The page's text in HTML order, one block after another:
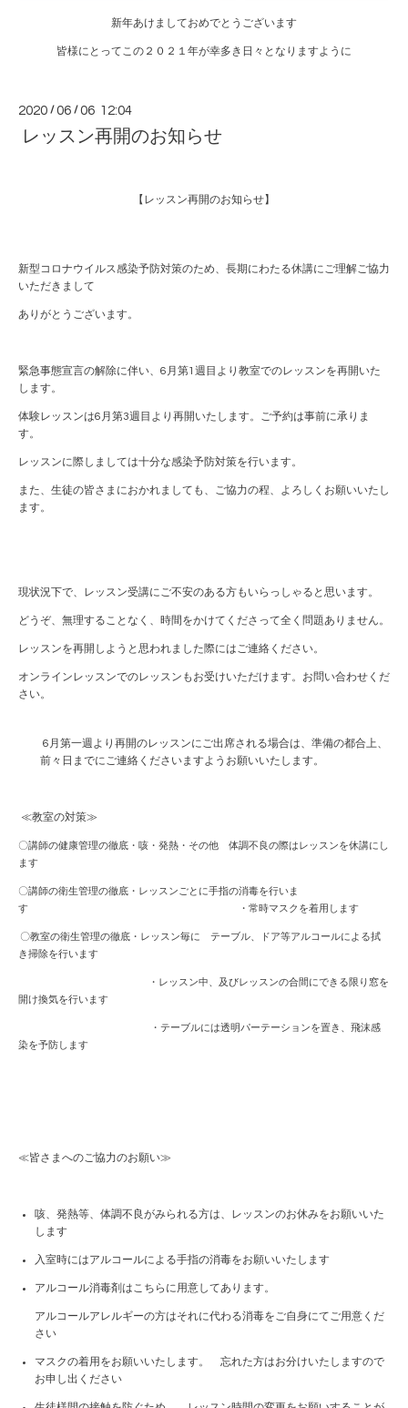
新年あけましておめでとうございます
皆様にとってこの２０２１年が幸多き日々となりますように
2020 /06 /06 12:04
レッスン再開のお知らせ
【レッスン再開のお知らせ】
新型コロナウイルス感染予防対策のため、長期にわたる休講にご理解ご協力
いただきまして
ありがとうございます。
緊急事態宣言の解除に伴い、 6 月第1 週目より教室でのレッスンを再開いた
します。
体験レッスンは6月第3週目より再開いたします。ご予約は事前に承りま
す。
レッスンに際しましては十分な感染予防対策を行います。
また、生徒の皆さまにおかれましても、ご協力の程、よろしくお願いいたし
ます。
現状況下で、レッスン受講にご不安のある方もいらっしゃると思います。
どうぞ、無理することなく、時間をかけてくださって全く問題ありません。
レッスンを再開しようと思われました際にはご連絡ください。
オンラインレッスンでのレッスンもお受けいただけます。お問い合わせくだ
さい。
6 月第一週より再開のレッスンにご出席される場合は、準備の都合上、
前々日までにご連絡くださいますようお願いいたします。
≪教室の対策≫
〇講師の健康管理の徹底・咳・発熱・その他 体調不良の際はレッスンを休講にし
ます
〇講師の衛生管理の徹底・レッスンごとに手指の消毒を行いま
す
・常時マスクを着用します
〇教室の衛生管理の徹底・レッスン毎に テーブル、ドア等アルコールによる拭
き掃除を行います
・レッスン中、及びレッスンの合間にできる限り窓を
開け換気を行います
・テーブルには透明パーテーションを置き、飛沫感
染を予防します
≪皆さまへのご協力のお願い≫
咳、発熱等、体調不良がみられる方は、レッスンのお休みをお願いいた
します
入室時にはアルコールによる手指の消毒をお願いいたします
アルコール消毒剤はこちらに用意してあります。
アルコールアレルギーの方はそれに代わる消毒をご自身にてご用意くだ
さい
マスクの着用をお願いいたします。 忘れた方はお分けいたしますので
お申し出ください